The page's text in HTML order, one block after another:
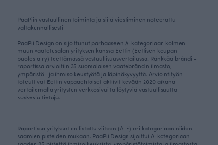
PaaPiin vastuullinen toiminta ja siitä viestiminen noteerattu
valtakunnallisesti
PaaPii Design on sijoittunut parhaaseen A-kategoriaan kolmen
muun vaatetusalan yrityksen kanssa Eettin (Eettisen kaupan
puolesta ry) teettämässä vastuullisuusvertailussa. Ränkkää brändi -
raportissa arvioitiin 35 suomalaisen vaatebrändin ilmasto,
ympäristö- ja ihmisoikeustyötä ja läpinäkyvyyttä. Arviointityön
toteuttivat Eettin vapaaehtoiset aktiivit kevään 2020 aikana
vertailemalla yritysten verkkosivuilta löytyviä vastuullisuutta
koskevia tietoja.
Raportissa yritykset on listattu viiteen (A-E) eri kategoriaan niiden
saamien pisteiden mukaan. PaaPii Design sijoittui A-kategoriaan